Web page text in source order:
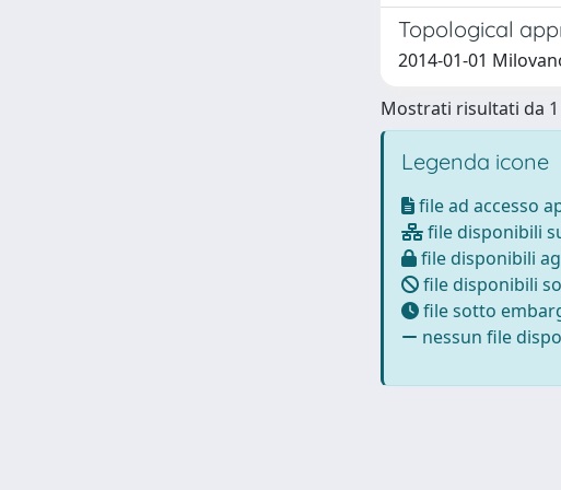
Topological
2014-01-01
Mostrati risultati da 1
Legenda icone
file ad accesso
file disponibili
file disponibili
file disponibili
file sotto
nessun file